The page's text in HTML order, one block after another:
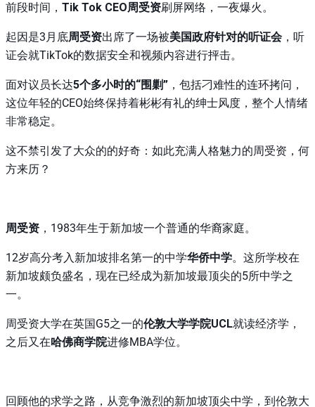
前段时间， Tik Tok CEO周受资刷屏网络，一夜爆火。
起因是3月底周受资出席了一场被美国政府针对的听证会，听
证会就TikTok的数据安全和视频内容进行抨击。
面对议员长达5个多小时的“围剿” ，包括刁难性的连环拷问，
这位年轻的CEO始终保持着彬彬有礼的绅士风度，整个人情绪
非常稳定。
这不禁引发了大众的的好奇：如此充满人格魅力的周受资，何
方来历？
周受资 ，1983年生于新加坡一个普通的华裔家庭。
12岁高分考入新加坡排名第一的中学华侨中学。这所学校在
新加坡颇负盛名，现在已经成为新加坡最顶尖的5所中学之
一。
周受资大学在英国G5之一的伦敦大学学院UCL就读经济学，
之后又在哈佛商学院进修MBA学位。
回顾他的求学之路，从竞争激烈的新加坡顶尖中学，到伦敦大